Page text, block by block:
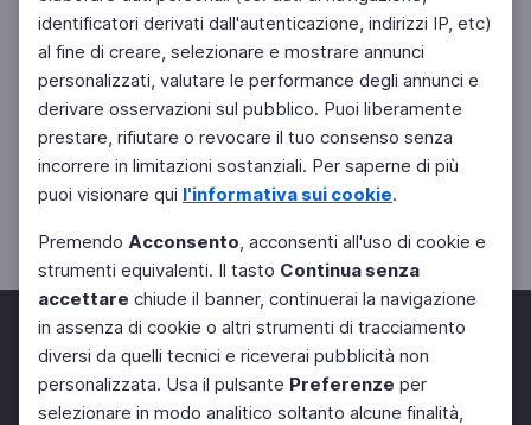
identificatori derivati dall'autenticazione, indirizzi IP, etc)
al fine di creare, selezionare e mostrare annunci
personalizzati, valutare le performance degli annunci e
derivare osservazioni sul pubblico. Puoi liberamente
prestare, rifiutare o revocare il tuo consenso senza
incorrere in limitazioni sostanziali. Per saperne di più
puoi visionare qui l'informativa sui cookie.
Premendo Acconsento, acconsenti all'uso di cookie e
strumenti equivalenti. Il tasto Continua senza
accettare chiude il banner, continuerai la navigazione
in assenza di cookie o altri strumenti di tracciamento
diversi da quelli tecnici e riceverai pubblicità non
personalizzata. Usa il pulsante Preferenze per
selezionare in modo analitico soltanto alcune finalità,
Facebook Twitter Instagram